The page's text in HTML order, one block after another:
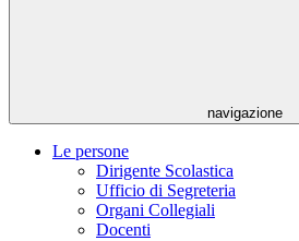
navigazione
Le persone
Dirigente Scolastica
Ufficio di Segreteria
Organi Collegiali
Docenti